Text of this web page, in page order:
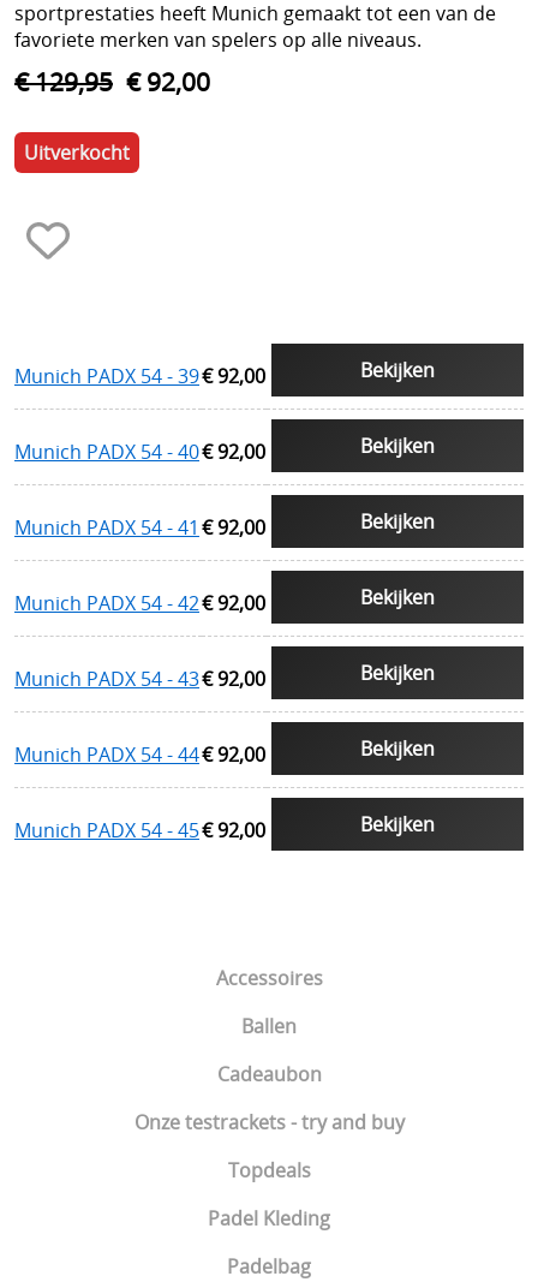
Accessoires
Ballen
Cadeaubon
Onze testrackets - try and buy
Topdeals
Padel Kleding
Padelbag
sportprestaties heeft Munich gemaakt tot een van de
favoriete merken van spelers op alle niveaus.
€ 129,95 € 92,00
Uitverkocht
Munich PADX 54 - 39€ 92,00 Bekijken
Munich PADX 54 - 40€ 92,00 Bekijken
Munich PADX 54 - 41 € 92,00 Bekijken
Munich PADX 54 - 42€ 92,00 Bekijken
Munich PADX 54 - 43€ 92,00 Bekijken
Munich PADX 54 - 44€ 92,00 Bekijken
Munich PADX 54 - 45€ 92,00 Bekijken